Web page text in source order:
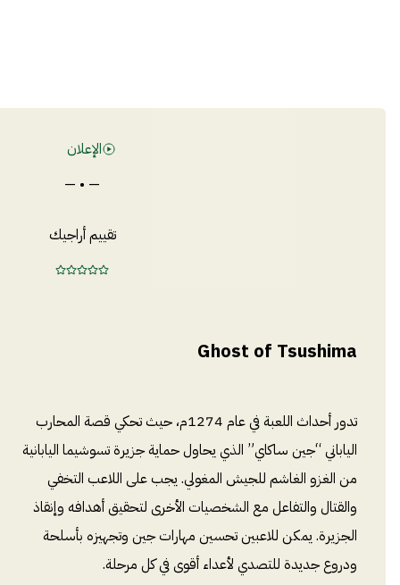
الإعلان
— • —
تقييم أراجيك
Ghost of Tsushima
تدور أحداث اللعبة في عام 1274م، حيث تحكي قصة المحارب
الياباني “جين ساكاي” الذي يحاول حماية جزيرة تسوشيما اليابانية
من الغزو الغاشم للجيش المغولي. يجب على اللاعب التخفي
والقتال والتفاعل مع الشخصيات الأخرى لتحقيق أهدافه وإنقاذ
الجزيرة. يمكن للاعبين تحسين مهارات جين وتجهيزه بأسلحة
ودروع جديدة للتصدي لأعداء أقوى في كل مرحلة.